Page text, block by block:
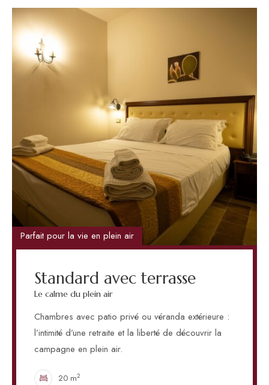
Parfait pour la vie en plein air
Standard avec terrasse
Le calme du plein air
Chambres avec patio privé ou véranda extérieure :
l’intimité d’une retraite et la liberté de découvrir la
campagne en plein air.
20 m2